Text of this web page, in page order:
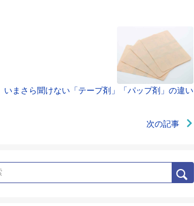
いまさら聞けない「テープ剤」「パップ剤」の違い
次の記事